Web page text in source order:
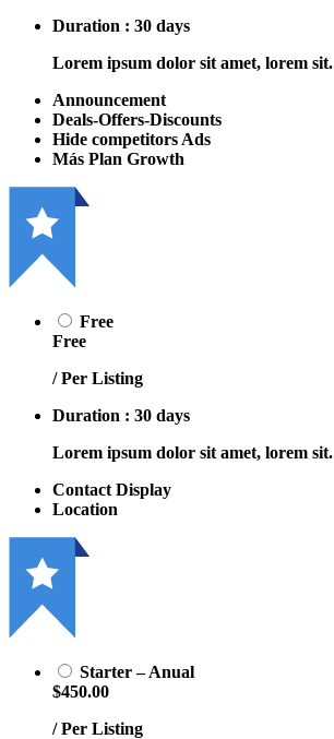
Duration : 30 days
Lorem ipsum dolor sit amet, lorem sit.
Announcement
Deals-Offers-Discounts
Hide competitors Ads
Más Plan Growth
Free
Free
/ Per Listing
Duration : 30 days
Lorem ipsum dolor sit amet, lorem sit.
Contact Display
Location
Starter – Anual
$450.00
/ Per Listing